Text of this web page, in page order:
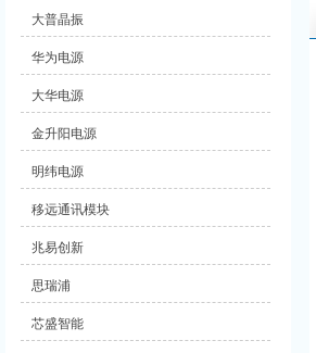
大普晶振
华为电源
大华电源
金升阳电源
明纬电源
移远通讯模块
兆易创新
思瑞浦
芯盛智能